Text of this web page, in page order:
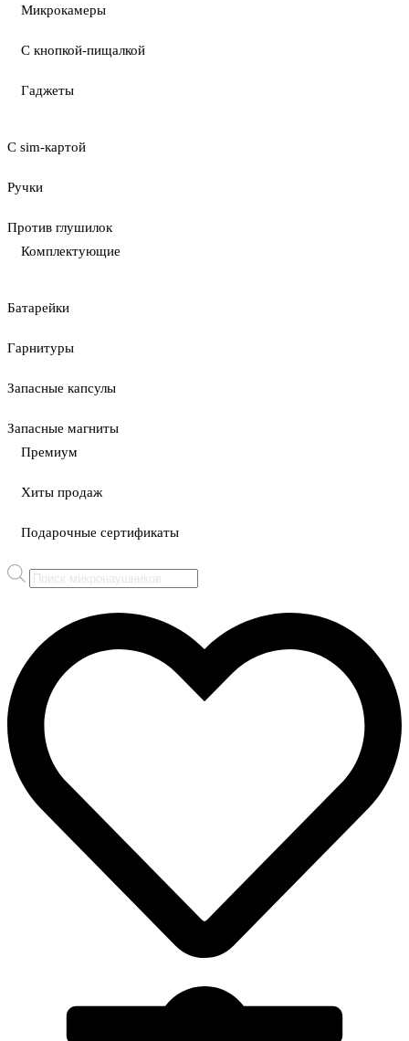
Микрокамеры
С кнопкой-пищалкой
Гаджеты
С sim-картой
Ручки
Против глушилок
Комплектующие
Батарейки
Гарнитуры
Запасные капсулы
Запасные магниты
Премиум
Хиты продаж
Подарочные сертификаты
Поиск
товаров